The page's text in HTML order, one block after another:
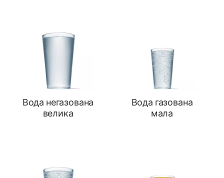
Вода негазована
велика
Вода газована
мала